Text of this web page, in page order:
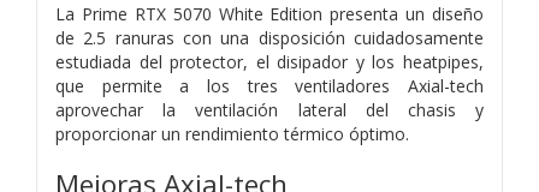
La Prime RTX 5070 White Edition presenta un diseño
de 2.5 ranuras con una disposición cuidadosamente
estudiada del protector, el disipador y los heatpipes,
que permite a los tres ventiladores Axial-tech
aprovechar la ventilación lateral del chasis y
proporcionar un rendimiento térmico óptimo.
Mejoras Axial-tech